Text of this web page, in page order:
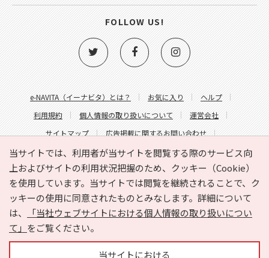
当サイトでは、利用者が当サイトを閲覧する際のサービス向
上およびサイトの利用状況把握のため、クッキー（Cookie）
を使用しています。当サイトでは閲覧を継続されることで、ク
ッキーの使用に同意されたものとみなします。詳細について
は、
「当社ウェブサイトにおける個人情報の取り扱いについ
て」 をご覧ください。
当サイトにおける
e-NAVITA（イーナビタ）とは？ お気に入り
ヘルプ
利用規約
個人情報の取り扱いについて
運営会社
サイトマップ
広告掲載に関するお問い合わせ
サイトの内容に関するお問い合わせ
FOLLOW US!
Copyright © HYOJITO.Co.,Ltd. All Rights Reserved.